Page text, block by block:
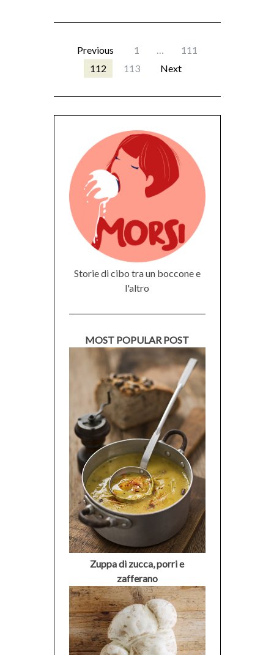
Previous 1 …
111
112
113 Next
Storie di cibo tra un boccone e
l'altro
MOST POPULAR POST
Zuppa di zucca, porri e
zafferano